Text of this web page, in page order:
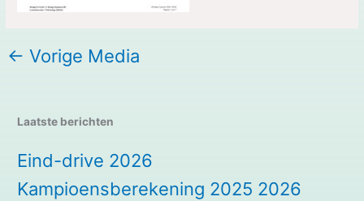
← Vorige Media
Laatste berichten
Eind-drive 2026
Kampioensberekening 2025 2026